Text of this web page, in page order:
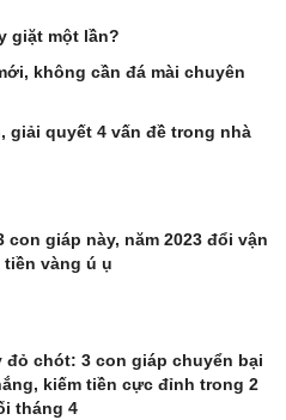
giặt một lần?
không cần đá mài chuyên
giải quyết 4 vấn đề trong nhà
con giáp này, năm 2023 đổi vận
tiền vàng ú ụ
đỏ chót: 3 con giáp chuyển bại
kiếm tiền cực đỉnh trong 2
tháng 4